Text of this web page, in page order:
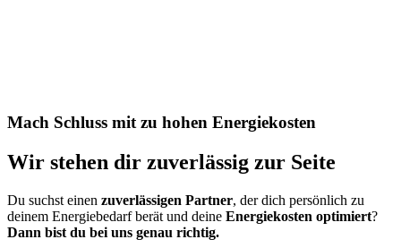
Mach Schluss mit zu hohen Energiekosten
Wir stehen dir zuverlässig zur Seite
Du suchst einen zuverlässigen Partner, der dich persönlich zu
deinem Energiebedarf berät und deine Energiekosten optimiert?
Dann bist du bei uns genau richtig.